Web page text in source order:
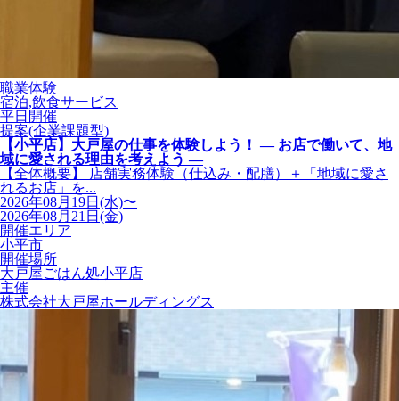
職業体験
宿泊,飲食サービス
平日開催
提案(企業課題型)
【小平店】大戸屋の仕事を体験しよう！ ― お店で働いて、地
域に愛される理由を考えよう ―
【全体概要】 店舗実務体験（仕込み・配膳）＋「地域に愛さ
れるお店」を...
2026年08月19日(水)〜
2026年08月21日(金)
開催エリア
小平市
開催場所
大戸屋ごはん処小平店
主催
株式会社大戸屋ホールディングス